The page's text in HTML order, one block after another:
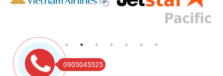
0905045525